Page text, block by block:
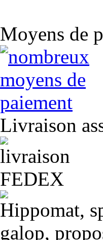
Moyens de
Livraison
Hippomat,
galop,